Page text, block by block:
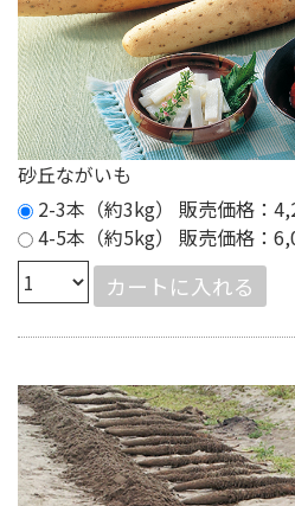
砂丘ながいも
2-3本（約3kg） 販売価格：
4-5本（約5kg） 販売価格：